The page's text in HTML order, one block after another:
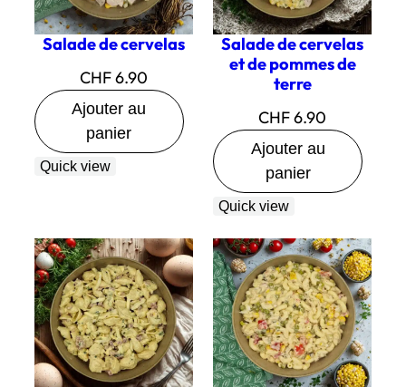
Salade de cervelas
CHF6.90
Ajouter au
panier
Quick view
Salade de cervelas
et de pommes de
terre
CHF6.90
Ajouter au
panier
Quick view